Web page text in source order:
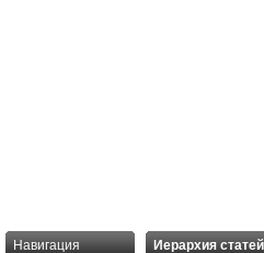
Навигация Иерархия статей